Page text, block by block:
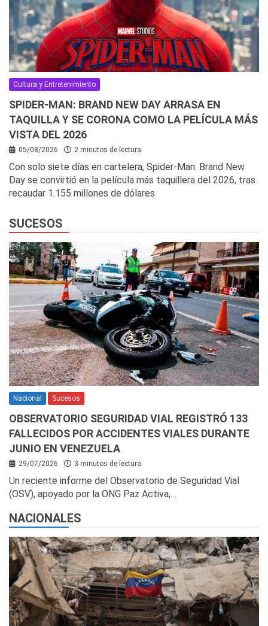
Cultura y Entretenimiento
SPIDER-MAN: BRAND NEW DAY ARRASA EN
TAQUILLA Y SE CORONA COMO LA PELÍCULA MÁS
VISTA DEL 2026
05/08/2026 2 minutos de lectura
Con solo siete días en cartelera, Spider-Man: Brand New
Day se convirtió en la película más taquillera del 2026, tras
recaudar 1.155 millones de dólares
SUCESOS
Nacional Sucesos
OBSERVATORIO SEGURIDAD VIAL REGISTRÓ 133
FALLECIDOS POR ACCIDENTES VIALES DURANTE
JUNIO EN VENEZUELA
29/07/2026 3 minutos de lectura
Un reciente informe del Observatorio de Seguridad Vial
(OSV), apoyado por la ONG Paz Activa,…
NACIONALES